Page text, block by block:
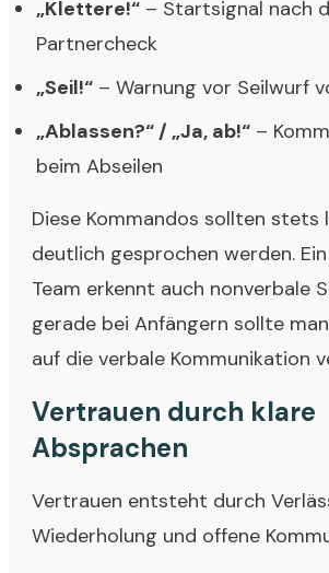
„Klettere!“ – Startsignal nach
Partnercheck
„Seil!“ – Warnung vor Seilwurf
„Ablassen?“ / „Ja, ab!“ –
beim Abseilen
Diese Kommandos sollten stets
deutlich gesprochen werden.
Team erkennt auch nonverbale
gerade bei Anfängern sollte
auf die verbale Kommunikation
Vertrauen durch klare
Absprachen
Vertrauen entsteht durch
Wiederholung und offene